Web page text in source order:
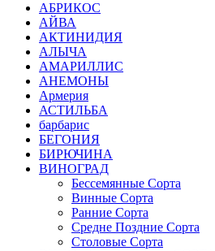
АБРИКОС
АЙВА
АКТИНИДИЯ
АЛЫЧА
АМАРИЛЛИС
АНЕМОНЫ
Армерия
АСТИЛЬБА
барбарис
БЕГОНИЯ
БИРЮЧИНА
ВИНОГРАД
Бессемянные Сорта
Винные Сорта
Ранние Сорта
Средне Поздние Сорта
Столовые Сорта